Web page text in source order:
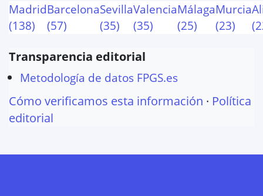
Madrid
(138)
Barcelona
(57)
Sevilla
(35)
Valencia
(35)
Málaga
(25)
Murcia
(23)
(
Transparencia editorial
Metodología de datos FPGS.es
Cómo verificamos esta información · Política
editorial